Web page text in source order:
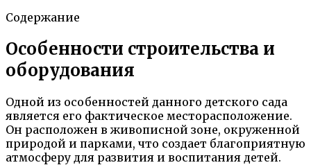
Содержание
Особенности строительства и
оборудования
Одной из особенностей данного детского сада
является его фактическое месторасположение.
Он расположен в живописной зоне, окруженной
природой и парками, что создает благоприятную
атмосферу для развития и воспитания детей.